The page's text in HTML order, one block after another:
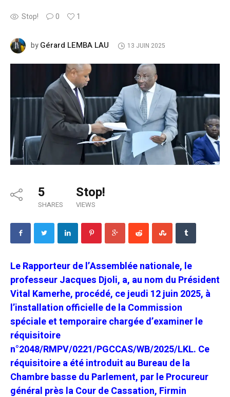
Stop! 0 1
byGérard LEMBA LAU 13 JUIN 2025
5
SHARES
Stop!
VIEWS
Le Rapporteur de l’Assemblée nationale, le
professeur Jacques Djoli, a, au nom du Président
Vital Kamerhe, procédé, ce jeudi 12 juin 2025, à
l’installation officielle de la Commission
spéciale et temporaire chargée d’examiner le
réquisitoire
n°2048/RMPV/0221/PGCCAS/WB/2025/LKL. Ce
réquisitoire a été introduit au Bureau de la
Chambre basse du Parlement, par le Procureur
général près la Cour de Cassation, Firmin